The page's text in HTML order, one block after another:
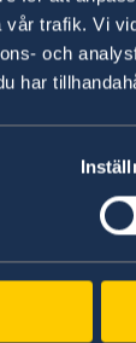
trafik. Vi
och
har
the